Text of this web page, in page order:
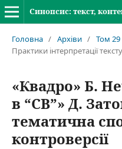
Синопсис: текст,
Головна / Архіви / Том
Практики інтерпретації тексту
«Квадро» Б.
в “СВ”» Д.
тематична
контроверсії